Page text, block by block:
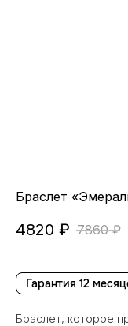
Браслет
4820 ₽ 7860 ₽
Гарантия 12
Браслет, которое